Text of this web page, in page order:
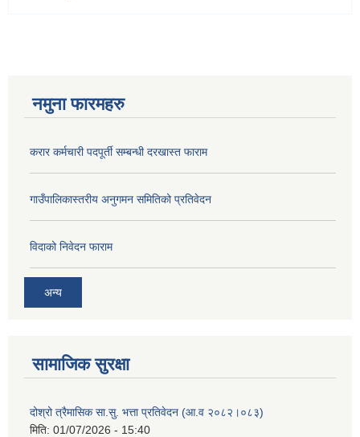
नमुना फारमहरु
करार कर्मचारी पदपूर्ती सम्बन्धी दरखास्त फाराम
गाउँपालिकास्तरीय अनुगमन समितिको प्रतिवेदन
विदाको निवेदन फाराम
अन्य
सामाजिक सुरक्षा
दोश्रो त्रैमासिक सा.सु. भत्ता प्रतिवेदन (आ.व २०८२।०८३)
मिति: 01/07/2026 - 15:40